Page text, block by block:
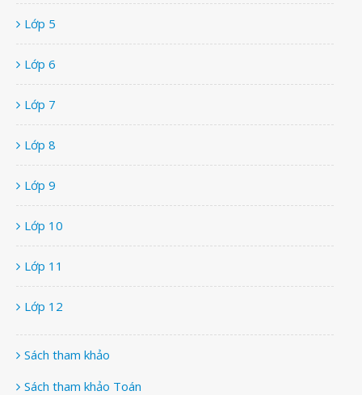
Lớp 5
Lớp 6
Lớp 7
Lớp 8
Lớp 9
Lớp 10
Lớp 11
Lớp 12
Sách tham khảo
Sách tham khảo Toán